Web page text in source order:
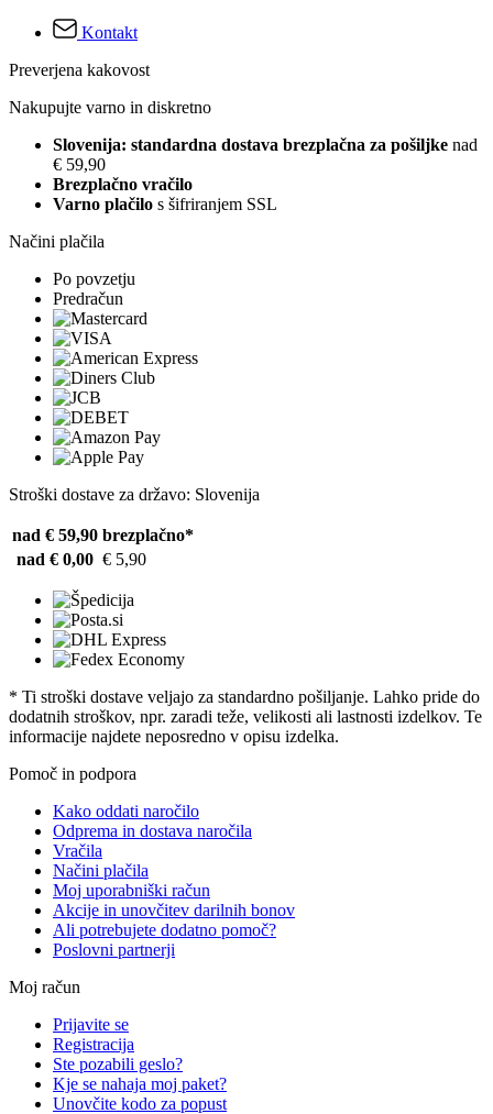
Kontakt
Preverjena kakovost
Nakupujte varno in diskretno
Slovenija: standardna dostava brezplačna za pošiljke nad
€ 59,90
Brezplačno vračilo
Varno plačilo s šifriranjem SSL
Načini plačila
Po povzetju
Predračun
Stroški dostave za državo: Slovenija
nad € 59,90 brezplačno*
nad € 0,00 € 5,90
* Ti stroški dostave veljajo za standardno pošiljanje. Lahko pride do
dodatnih stroškov, npr. zaradi teže, velikosti ali lastnosti izdelkov. Te
informacije najdete neposredno v opisu izdelka.
Pomoč in podpora
Kako oddati naročilo
Odprema in dostava naročila
Vračila
Načini plačila
Moj uporabniški račun
Akcije in unovčitev darilnih bonov
Ali potrebujete dodatno pomoč?
Poslovni partnerji
Moj račun
Prijavite se
Registracija
Ste pozabili geslo?
Kje se nahaja moj paket?
Unovčite kodo za popust